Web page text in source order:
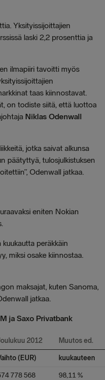
Yksityissijoittajien
laski 2,2 prosenttia ja
ilmapiiri tavoitti myös
taas kiinnostavat.
on todiste siitä, että luottoa
Niklas Odenwall
jotka saivat alkunsa
päätyttyä, tulosjulkistuksen
Odenwall jatkaa.
eniten Nokian
peräkkäin
miksi osake kiinnostaa.
maksajat, kuten Sanoma,
jatkaa.
ja Saxo Privatbank
2012 Muutos ed.
(EUR) kuukauteen
778 568 98,11 %